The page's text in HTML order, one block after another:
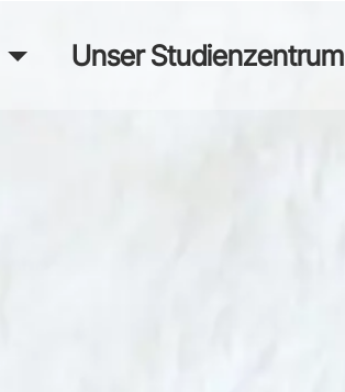
Unser Studienzentrum